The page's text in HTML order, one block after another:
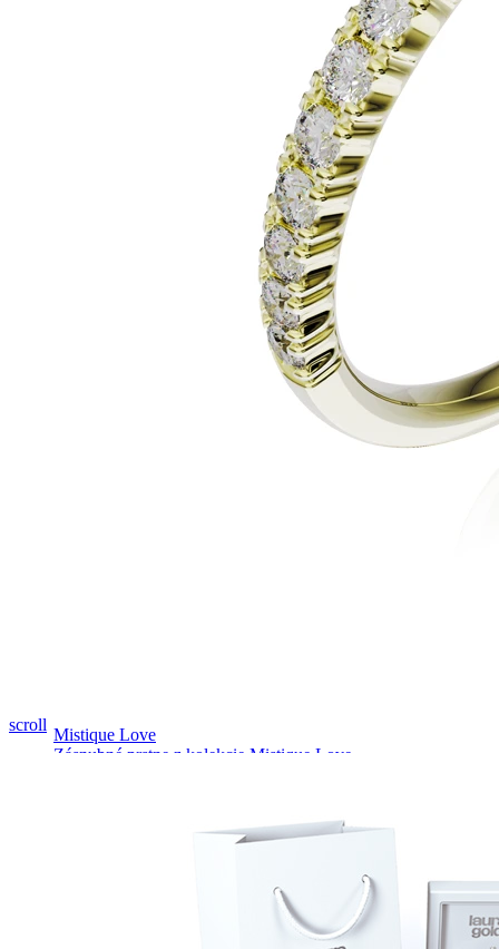
Mistique Love
Zásnubné prstne z kolekcie Mistique Love.
scroll